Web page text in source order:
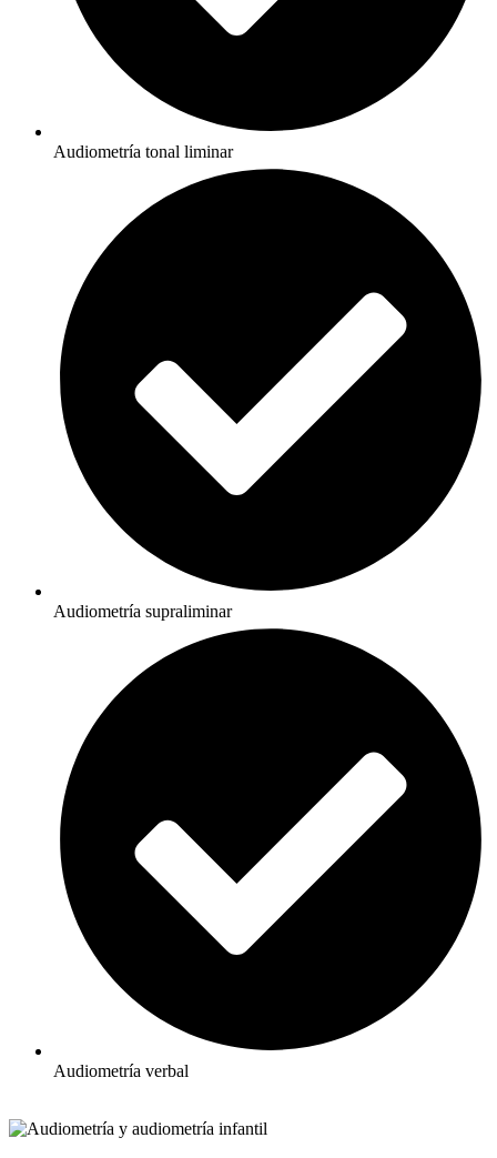
Audiometría tonal liminar​
Audiometría supraliminar​
Audiometría verbal​